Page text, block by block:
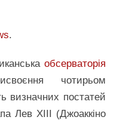
.
обсерваторія
чотирьом
визначних постатей
Лев XIII (Джоаккіно